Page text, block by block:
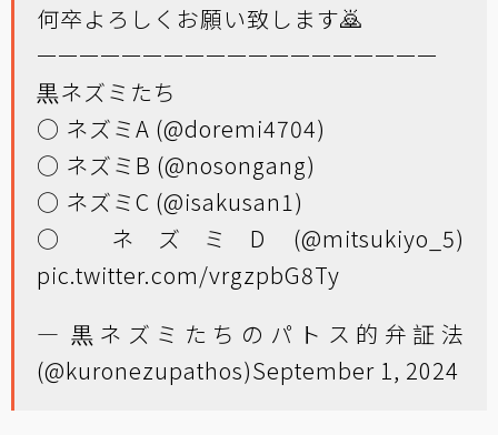
何卒よろしくお願い致します🙇
ㅡㅡㅡㅡㅡㅡㅡㅡㅡㅡㅡㅡㅡㅡㅡㅡㅡㅡㅡ
黒ネズミたち
○ ネズミA (@doremi4704)
○ ネズミB (@nosongang)
○ ネズミC (@isakusan1 )
○ ネズミD (@mitsukiyo_5)
pic.twitter.com/vrgzpbG8Ty
— 黒ネズミたちのパトス的弁証法
(@kuronezupathos)September 1, 2024